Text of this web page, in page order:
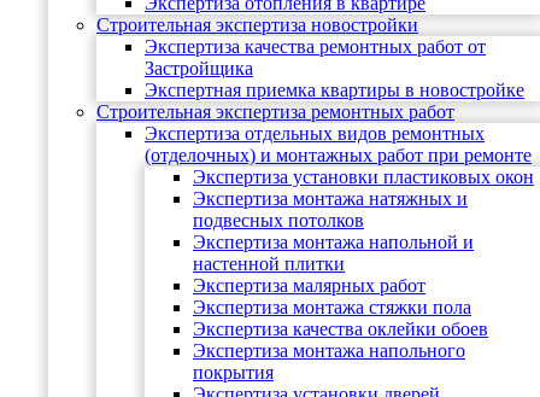
Строительная экспертиза новостройки
Экспертиза качества ремонтных работ от
Застройщика
Экспертная приемка квартиры в новостройке
Строительная экспертиза ремонтных работ
Экспертиза отдельных видов ремонтных
(отделочных) и монтажных работ при ремонте
Экспертиза установки пластиковых окон
Экспертиза монтажа натяжных и
подвесных потолков
Экспертиза монтажа напольной и
настенной плитки
Экспертиза малярных работ
Экспертиза монтажа стяжки пола
Экспертиза качества оклейки обоев
Экспертиза монтажа напольного
покрытия